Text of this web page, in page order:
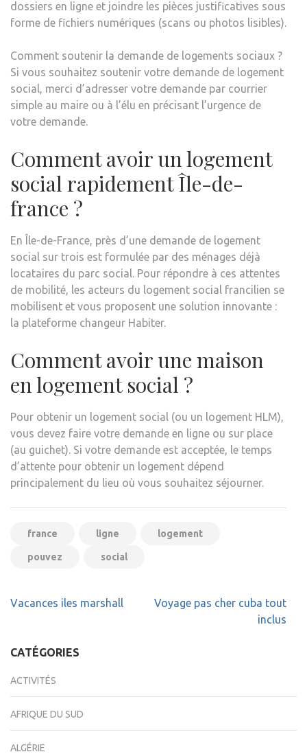
dossiers en ligne et joindre les pièces justificatives sous
forme de fichiers numériques (scans ou photos lisibles).
Comment soutenir la demande de logements sociaux ?
Si vous souhaitez soutenir votre demande de logement
social, merci d’adresser votre demande par courrier
simple au maire ou à l’élu en précisant l’urgence de
votre demande.
Comment avoir un logement
social rapidement Île-de-
france ?
En Île-de-France, près d’une demande de logement
social sur trois est formulée par des ménages déjà
locataires du parc social. Pour répondre à ces attentes
de mobilité, les acteurs du logement social francilien se
mobilisent et vous proposent une solution innovante :
la plateforme changeur Habiter.
Comment avoir une maison
en logement social ?
Pour obtenir un logement social (ou un logement HLM),
vous devez faire votre demande en ligne ou sur place
(au guichet). Si votre demande est acceptée, le temps
d’attente pour obtenir un logement dépend
principalement du lieu où vous souhaitez séjourner.
france ligne logement
pouvez social
Navigation
Vacances iles marshall
Voyage pas cher cuba tout
inclus
CATÉGORIES
ACTIVITÉS
AFRIQUE DU SUD
ALGÉRIE